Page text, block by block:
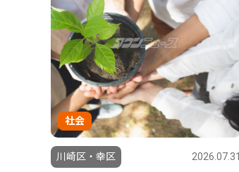
社会
川崎区・幸区 2026.07.31